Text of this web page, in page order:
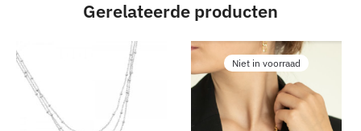
Gerelateerde producten
Niet in voorraad